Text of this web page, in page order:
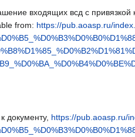
входящих всд с
from: https://pub.aoasp.ru/
документу, https://pub.aoasp.ru/